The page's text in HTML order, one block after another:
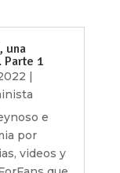
una
Parte 1
|
e
por
videos y